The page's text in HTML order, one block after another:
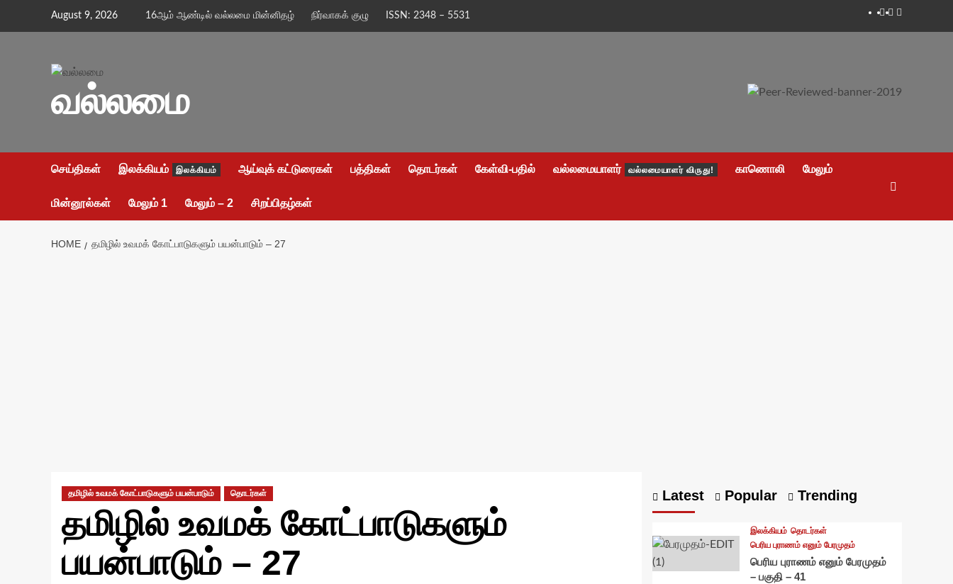
August 9, 2026 16ஆம் ஆண்டில் வல்லமை மின்னிதழ் நிர்வாகக் குழு ISSN: 2348 – 5531 Facebook
Twitter
Youtube
வல்லமை
செய்திகள் இலக்கியம் இலக்கியம் ஆய்வுக் கட்டுரைகள் பத்திகள் தொடர்கள் கேள்வி-பதில் வல்லமையாளர் வல்லமையாளர் விருது! காணொலி மேலும்
மின்னூல்கள் மேலும் 1 மேலும் – 2 சிறப்பிதழ்கள்
HOME தமிழில் உவமக் கோட்பாடுகளும் பயன்பாடும் – 27
தமிழில் உவமக் கோட்பாடுகளும் பயன்பாடும் தொடர்கள்
தமிழில் உவமக் கோட்பாடுகளும்
பயன்பாடும் – 27
Latest Popular Trending
இலக்கியம் தொடர்கள்
பெரிய புராணம் எனும் பேரமுதம்
பெரிய புராணம் எனும் பேரமுதம்
– பகுதி – 41